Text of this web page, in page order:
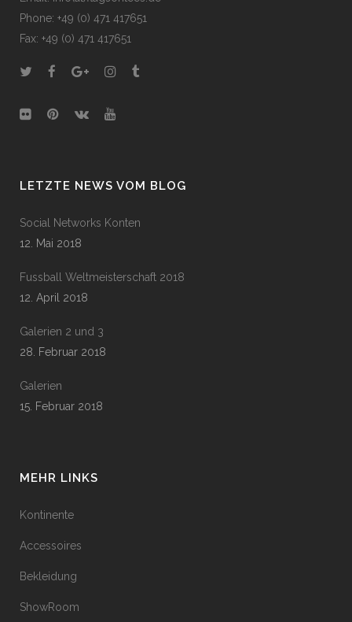
Phone: +49 (0) 471 417651
Fax: +49 (0) 471 417651
LETZTE NEWS VOM BLOG
Social Networks Konten
12. Mai 2018
Fussball Weltmeisterschaft 2018
12. April 2018
Galerien 2 und 3
28. Februar 2018
Galerien
15. Februar 2018
MEHR LINKS
Kontinente
Accessoires
Bekleidung
ShowRoom